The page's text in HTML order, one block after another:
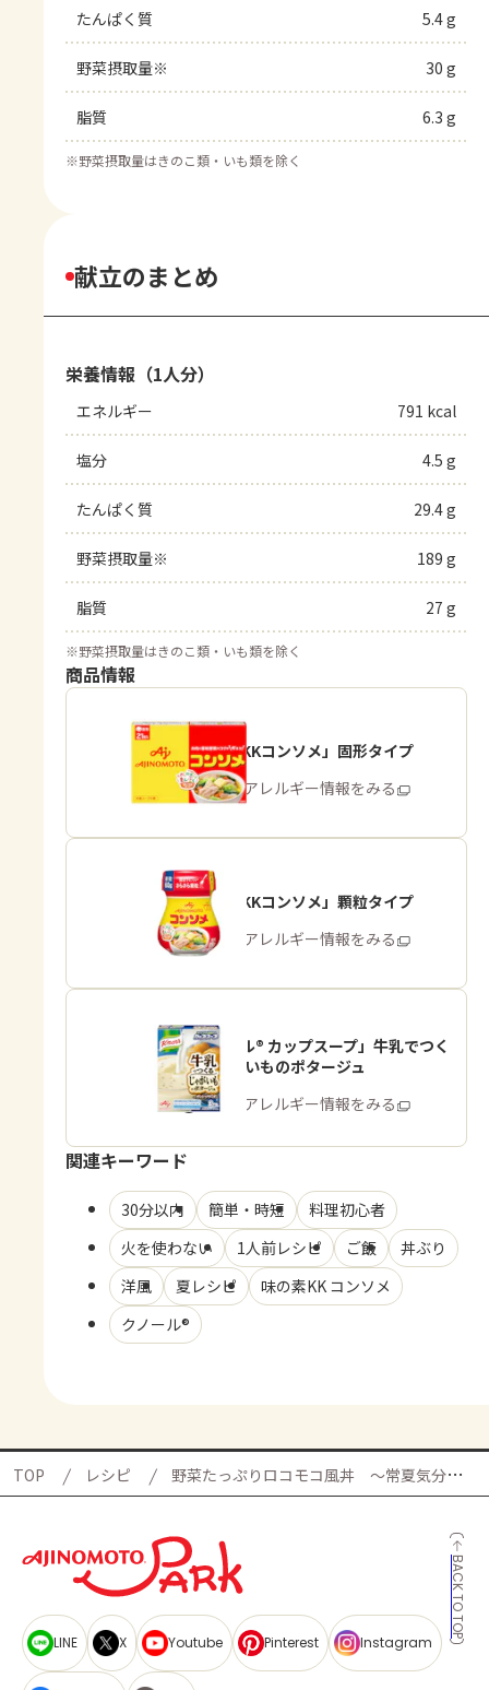
たんぱく質 5.4 g
野菜摂取量※ 30 g
脂質 6.3 g
※野菜摂取量はきのこ類・いも類を除く
献立のまとめ
栄養情報（1人分）
エネルギー 791 kcal
塩分 4.5 g
たんぱく質 29.4 g
野菜摂取量※ 189 g
脂質 27 g
※野菜摂取量はきのこ類・いも類を除く
商品情報
「味の素KKコンソメ」固形タイプ
商品・アレルギー情報をみる
「味の素KKコンソメ」顆粒タイプ
商品・アレルギー情報をみる
「クノール® カップスープ」牛乳でつく
る じゃがいものポタージュ
商品・アレルギー情報をみる
関連キーワード
30分以内 簡単・時短
料理初心者
火を使わない
1人前レシピ ご飯
丼ぶり
洋風
夏レシピ
味の素KK コンソメ
クノール®
TOP レシピ 野菜たっぷりロコモコ風丼 ～常夏気分のロコモコ丼。～の献立
BACK TO TOP
LINE X Youtube Pinterest Instagram